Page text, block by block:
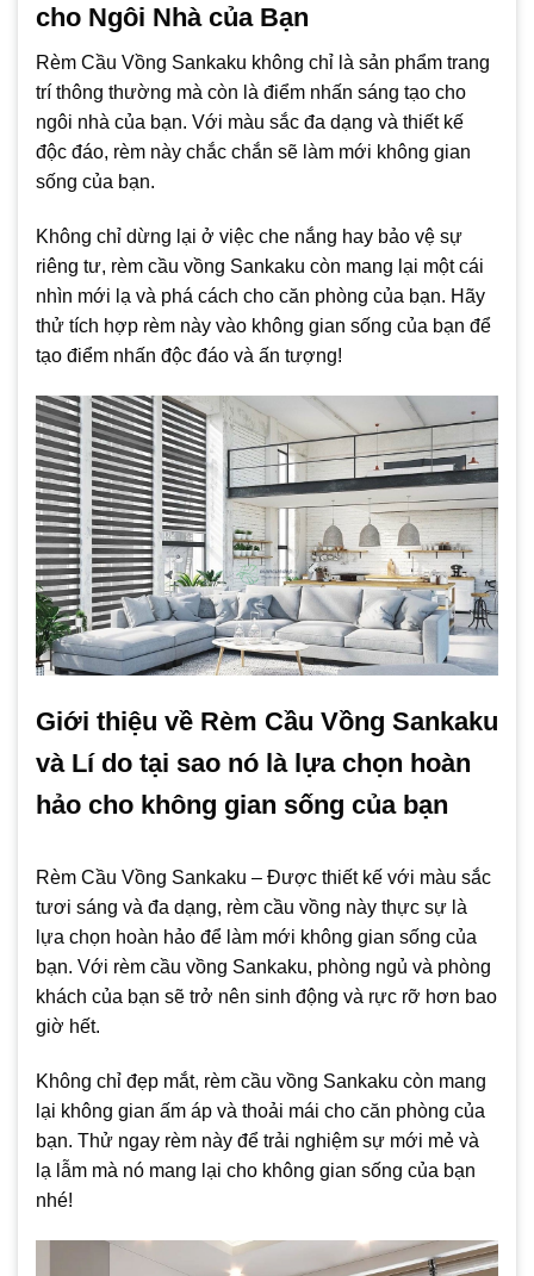
cho Ngôi Nhà của Bạn
Rèm Cầu Vồng Sankaku không chỉ là sản phẩm trang
trí thông thường mà còn là điểm nhấn sáng tạo cho
ngôi nhà của bạn. Với màu sắc đa dạng và thiết kế
độc đáo, rèm này chắc chắn sẽ làm mới không gian
sống của bạn.
Không chỉ dừng lại ở việc che nắng hay bảo vệ sự
riêng tư, rèm cầu vồng Sankaku còn mang lại một cái
nhìn mới lạ và phá cách cho căn phòng của bạn. Hãy
thử tích hợp rèm này vào không gian sống của bạn để
tạo điểm nhấn độc đáo và ấn tượng!
Giới thiệu về Rèm Cầu Vồng Sankaku
và Lí do tại sao nó là lựa chọn hoàn
hảo cho không gian sống của bạn
Rèm Cầu Vồng Sankaku – Được thiết kế với màu sắc
tươi sáng và đa dạng, rèm cầu vồng này thực sự là
lựa chọn hoàn hảo để làm mới không gian sống của
bạn. Với rèm cầu vồng Sankaku, phòng ngủ và phòng
khách của bạn sẽ trở nên sinh động và rực rỡ hơn bao
giờ hết.
Không chỉ đẹp mắt, rèm cầu vồng Sankaku còn mang
lại không gian ấm áp và thoải mái cho căn phòng của
bạn. Thử ngay rèm này để trải nghiệm sự mới mẻ và
lạ lẫm mà nó mang lại cho không gian sống của bạn
nhé!